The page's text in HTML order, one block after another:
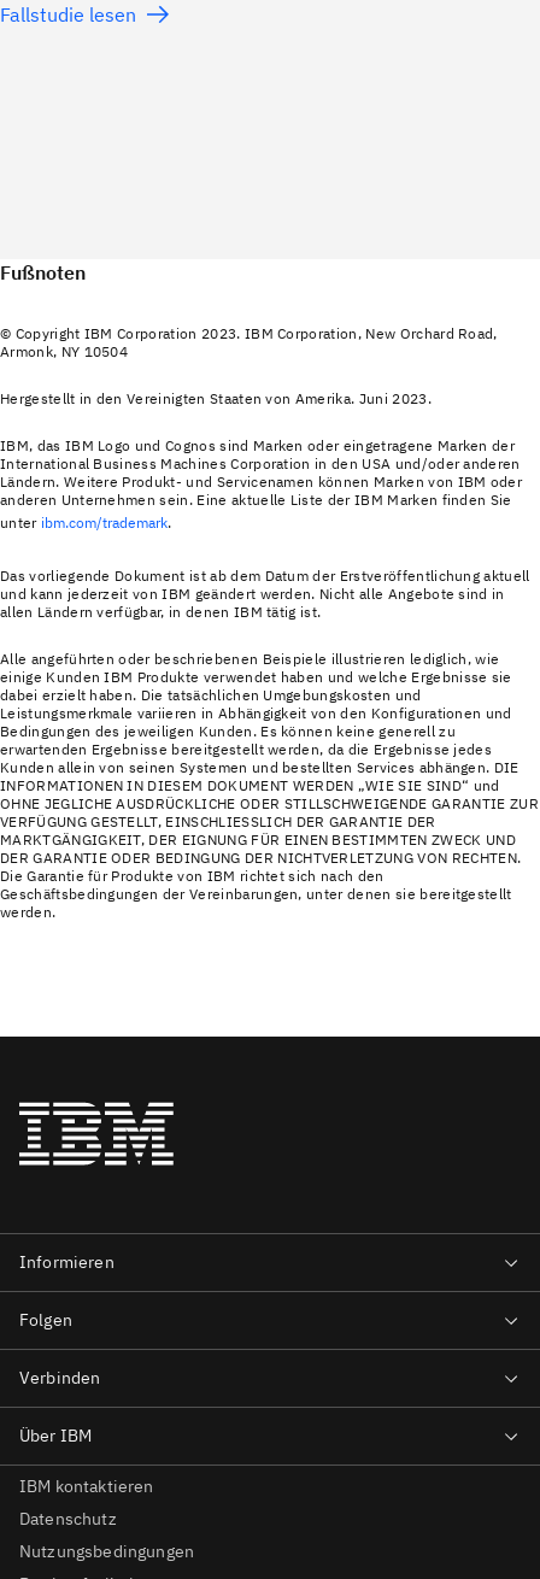
Fallstudie lesen
Fußnoten
© Copyright IBM Corporation 2023. IBM Corporation, New Orchard Road,
Armonk, NY 10504
Hergestellt in den Vereinigten Staaten von Amerika. Juni 2023.
IBM, das IBM Logo und Cognos sind Marken oder eingetragene Marken der
International Business Machines Corporation in den USA und/oder anderen
Ländern. Weitere Produkt‐ und Servicenamen können Marken von IBM oder
anderen Unternehmen sein. Eine aktuelle Liste der IBM Marken finden Sie
unter ibm.com/trademark.
Das vorliegende Dokument ist ab dem Datum der Erstveröffentlichung aktuell
und kann jederzeit von IBM geändert werden. Nicht alle Angebote sind in
allen Ländern verfügbar, in denen IBM tätig ist.
Alle angeführten oder beschriebenen Beispiele illustrieren lediglich, wie
einige Kunden IBM Produkte verwendet haben und welche Ergebnisse sie
dabei erzielt haben. Die tatsächlichen Umgebungskosten und
Leistungsmerkmale variieren in Abhängigkeit von den Konfigurationen und
Bedingungen des jeweiligen Kunden. Es können keine generell zu
erwartenden Ergebnisse bereitgestellt werden, da die Ergebnisse jedes
Kunden allein von seinen Systemen und bestellten Services abhängen. DIE
INFORMATIONEN IN DIESEM DOKUMENT WERDEN „WIE SIE SIND“ und
OHNE JEGLICHE AUSDRÜCKLICHE ODER STILLSCHWEIGENDE GARANTIE ZUR
VERFÜGUNG GESTELLT, EINSCHLIESSLICH DER GARANTIE DER
MARKTGÄNGIGKEIT, DER EIGNUNG FÜR EINEN BESTIMMTEN ZWECK UND
DER GARANTIE ODER BEDINGUNG DER NICHTVERLETZUNG VON RECHTEN.
Die Garantie für Produkte von IBM richtet sich nach den
Geschäftsbedingungen der Vereinbarungen, unter denen sie bereitgestellt
werden.
IBM kontaktieren
Datenschutz
Nutzungsbedingungen